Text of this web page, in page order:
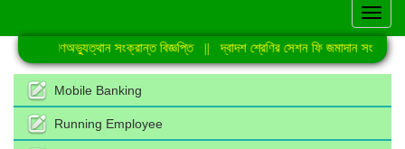
জুলাই গণঅভ্যুত্থান সংক্রান্ত বিজ্ঞপ্তি||দ্বাদশ শ্রেণির সেশন ফি জমাদান সংক্রান্ত
Mobile Banking
Running Employee